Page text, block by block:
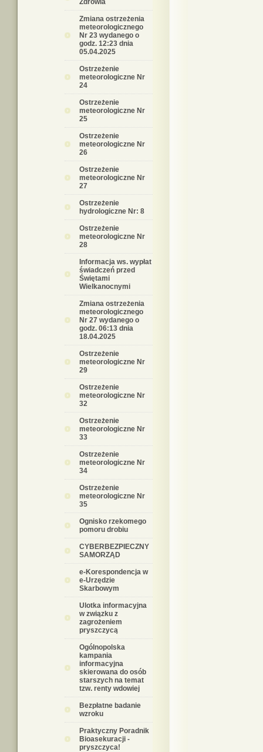
Zdrowia
Zmiana ostrzeżenia
meteorologicznego
Nr 23 wydanego o
godz. 12:23 dnia
05.04.2025
Ostrzeżenie
meteorologiczne Nr
24
Ostrzeżenie
meteorologiczne Nr
25
Ostrzeżenie
meteorologiczne Nr
26
Ostrzeżenie
meteorologiczne Nr
27
Ostrzeżenie
hydrologiczne Nr: 8
Ostrzeżenie
meteorologiczne Nr
28
Informacja ws. wypłat
świadczeń przed
Świętami
Wielkanocnymi
Zmiana ostrzeżenia
meteorologicznego
Nr 27 wydanego o
godz. 06:13 dnia
18.04.2025
Ostrzeżenie
meteorologiczne Nr
29
Ostrzeżenie
meteorologiczne Nr
32
Ostrzeżenie
meteorologiczne Nr
33
Ostrzeżenie
meteorologiczne Nr
34
Ostrzeżenie
meteorologiczne Nr
35
Ognisko rzekomego
pomoru drobiu
CYBERBEZPIECZNY
SAMORZĄD
e-Korespondencja w
e-Urzędzie
Skarbowym
Ulotka informacyjna
w związku z
zagrożeniem
pryszczycą
Ogólnopolska
kampania
informacyjna
skierowana do osób
starszych na temat
tzw. renty wdowiej
Bezpłatne badanie
wzroku
Praktyczny Poradnik
Bioasekuracji -
pryszczyca!